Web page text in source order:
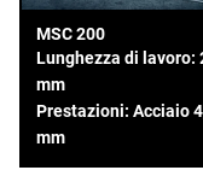
MSC 200
Lunghezza di lavoro:
mm
Prestazioni: Acciaio
mm